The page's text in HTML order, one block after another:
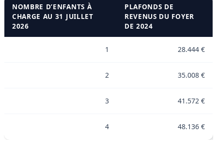
NOMBRE D’ENFANTS À
CHARGE AU 31 JUILLET
2026
PLAFONDS DE
REVENUS DU FOYER
DE 2024
1 28.444 €
2 35.008 €
3 41.572 €
4 48.136 €